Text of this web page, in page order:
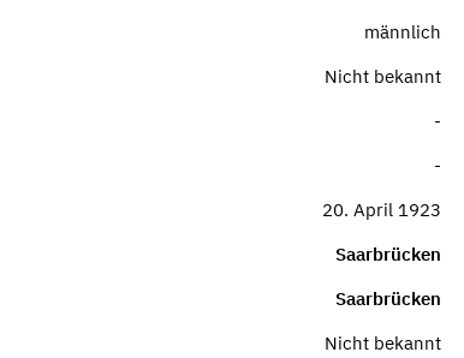
männlich
Nicht bekannt
-
-
20. April 1923
Saarbrücken
Saarbrücken
Nicht bekannt